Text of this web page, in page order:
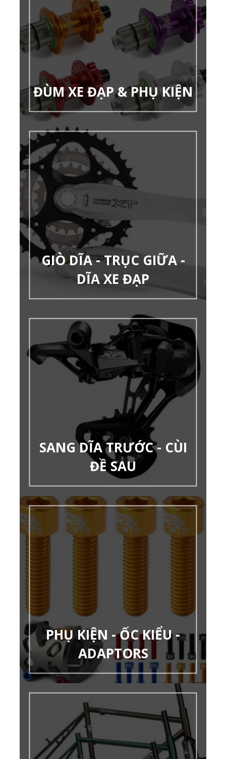
ĐÙM XE ĐẠP & PHỤ KIỆN
GIÒ DĨA - TRỤC GIỮA -
DĨA XE ĐẠP
SANG DĨA TRƯỚC - CÙI
ĐỀ SAU
PHỤ KIỆN - ỐC KIỂU -
ADAPTORS